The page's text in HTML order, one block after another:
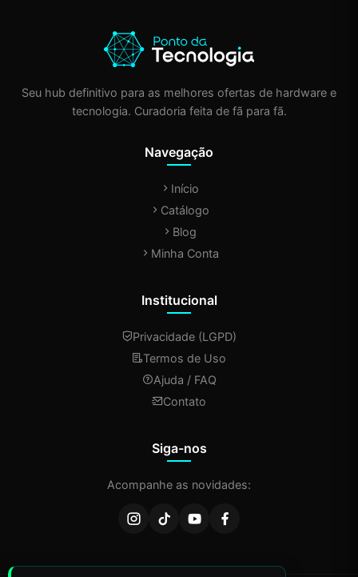
Seu hub definitivo para as melhores ofertas de hardware e
tecnologia. Curadoria feita de fã para fã.
Navegação
Início
Catálogo
Blog
Minha Conta
Institucional
Privacidade (LGPD)
Termos de Uso
Ajuda / FAQ
Contato
Siga-nos
Acompanhe as novidades: